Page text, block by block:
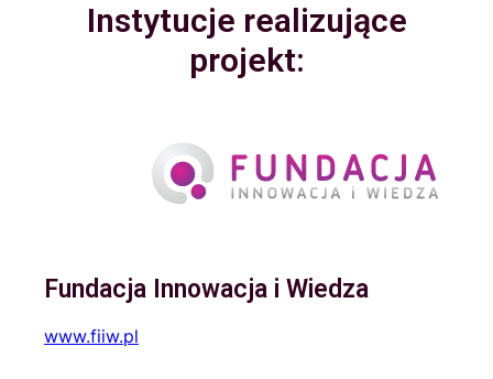
Instytucje realizujące
projekt:
Fundacja Innowacja i Wiedza
www.fiiw.pl